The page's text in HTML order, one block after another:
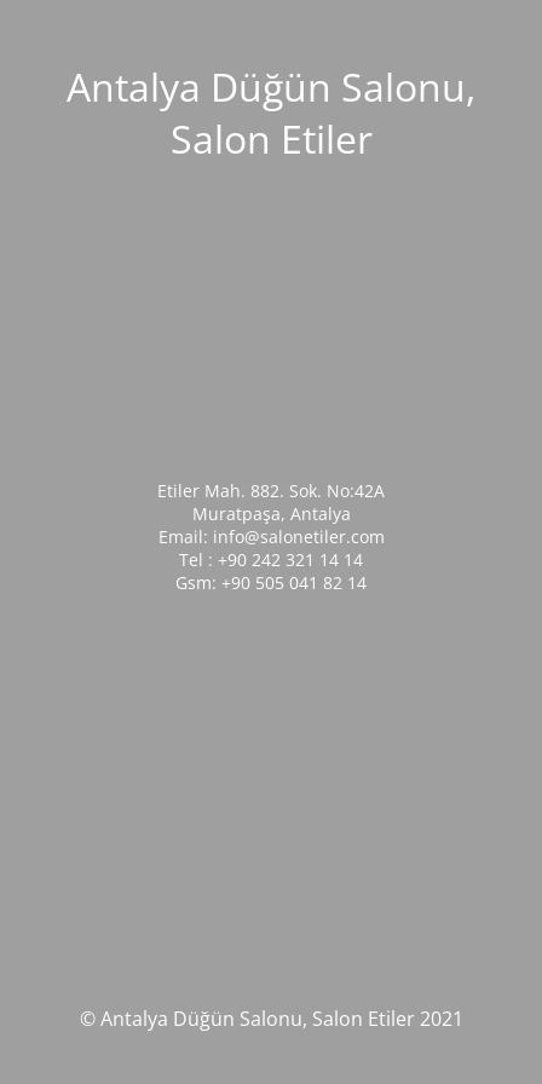
Antalya Düğün Salonu,
Salon Etiler
Etiler Mah. 882. Sok. No:42A
Muratpaşa, Antalya
Email: info@salonetiler.com
Tel : +90 242 321 14 14
Gsm: +90 505 041 82 14
© Antalya Düğün Salonu, Salon Etiler 2021